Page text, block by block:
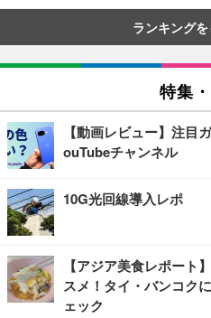
ランキング
特集
【動画レビュー】注目
ouTubeチャンネル
10G光回線導入レポ
【アジア美食レポート
スメ！タイ・バンコク
ェック